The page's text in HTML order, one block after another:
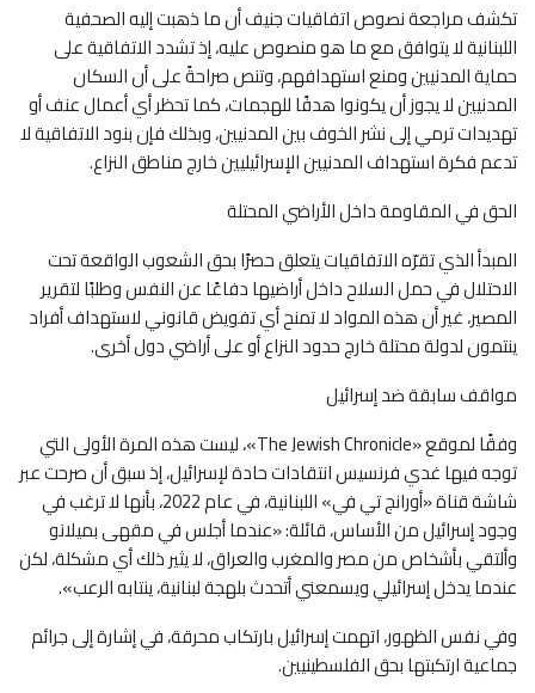
تكشف مراجعة نصوص اتفاقيات جنيف أن ما ذهبت إليه الصحفية
اللبنانية لا يتوافق مع ما هو منصوص عليه، إذ تشدد الاتفاقية على
حماية المدنيين ومنع استهدافهم، وتنص صراحةً على أن السكان
المدنيين لا يجوز أن يكونوا هدفًا للهجمات، كما تحظر أي أعمال عنف أو
تهديدات ترمي إلى نشر الخوف بين المدنيين، وبذلك فإن بنود الاتفاقية لا
تدعم فكرة استهداف المدنيين الإسرائيليين خارج مناطق النزاع.
الحق في المقاومة داخل الأراضي المحتلة
المبدأ الذي تقرّه الاتفاقيات يتعلق حصرًا بحق الشعوب الواقعة تحت
الاحتلال في حمل السلاح داخل أراضيها دفاعًا عن النفس وطلبًا لتقرير
المصير، غير أن هذه المواد لا تمنح أي تفويض قانوني لاستهداف أفراد
ينتمون لدولة محتلة خارج حدود النزاع أو على أراضي دول أخرى.
مواقف سابقة ضد إسرائيل
وفقًا لموقع «The Jewish Chronicle»، ليست هذه المرة الأولى التي
توجه فيها غدي فرنسيس انتقادات حادة لإسرائيل، إذ سبق أن صرحت عبر
شاشة قناة «أورانج تي في» اللبنانية، في عام 2022، بأنها لا ترغب في
وجود إسرائيل من الأساس، قائلة: «عندما أجلس في مقهى بميلانو
وألتقي بأشخاص من مصر والمغرب والعراق، لا يثير ذلك أي مشكلة، لكن
عندما يدخل إسرائيلي ويسمعني أتحدث بلهجة لبنانية، ينتابه الرعب».
وفي نفس الظهور، اتهمت إسرائيل بارتكاب محرقة، في إشارة إلى جرائم
جماعية ارتكبتها بحق الفلسطينيين.